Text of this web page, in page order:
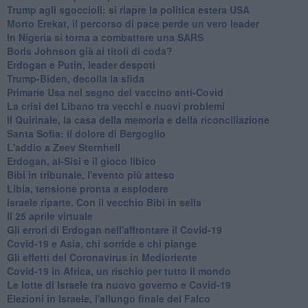
Trump agli sgoccioli: si riapre la politica estera USA
Morto Erekat, il percorso di pace perde un vero leader
In Nigeria si torna a combattere una SARS
Boris Johnson già ai titoli di coda?
Erdogan e Putin, leader despoti
Trump-Biden, decolla la sfida
Primarie Usa nel segno del vaccino anti-Covid
La crisi del Libano tra vecchi e nuovi problemi
Il Quirinale, la casa della memoria e della riconciliazione
Santa Sofia: il dolore di Bergoglio
L'addio a ​Zeev Sternhell
Erdogan, al-Sisi e il gioco libico
Bibi in tribunale, l'evento più atteso
Libia, tensione pronta a esplodere
Israele riparte. Con il vecchio Bibi in sella
Il 25 aprile virtuale
Gli errori di Erdogan nell'affrontare il Covid-19
Covid-19 e Asia, chi sorride e chi piange
Gli effetti del Coronavirus in Medioriente
Covid-19 in Africa, un rischio per tutto il mondo
Le lotte di Israele tra nuovo governo e Covid-19
Elezioni in Israele, l'allungo finale del Falco